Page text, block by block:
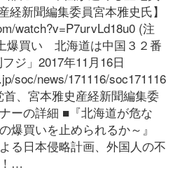
経新聞編集委員宮本雅史氏】
watch?v=P7urvLd18u0 (注
爆買い 北海道は中国３２番
ジ」2017年11月16日
soc/news/171116/
、宮本雅史産経新聞編集委
ーの詳細 ■『北海道が危な
爆買いを止められるか～』
る日本侵略計画、外国人の不
…